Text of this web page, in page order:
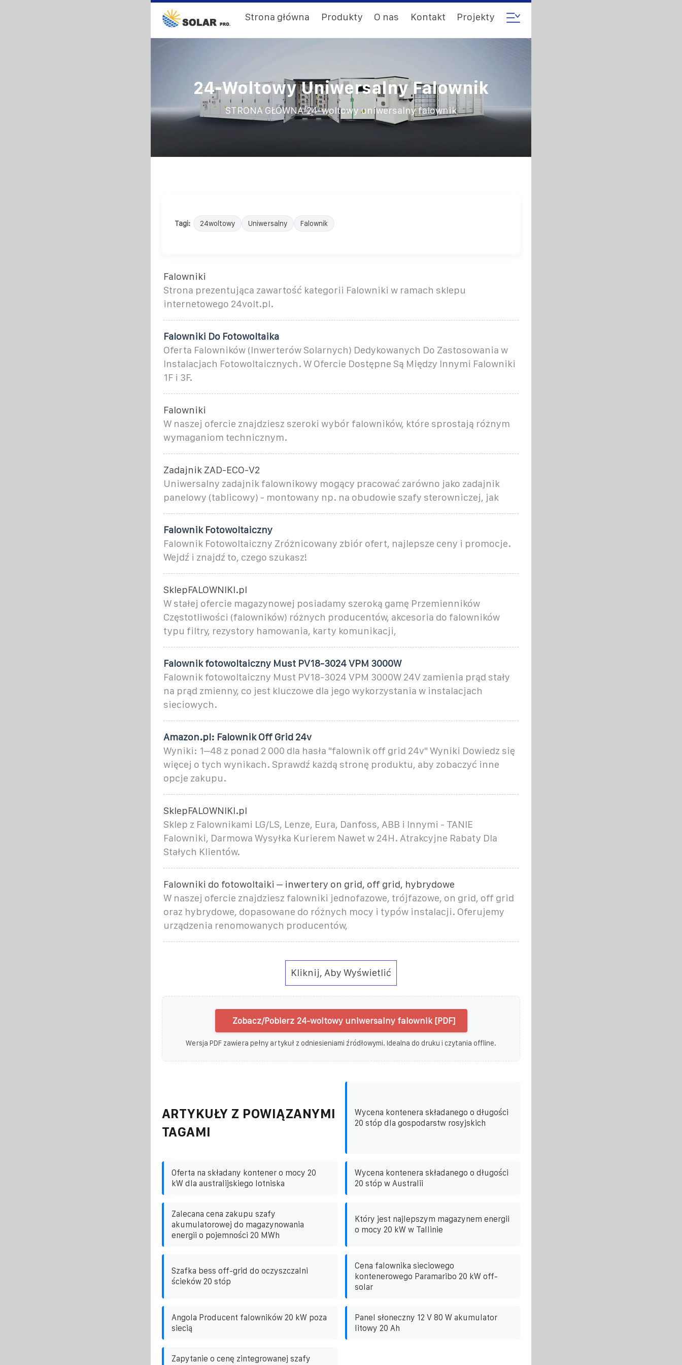
Strona główna Produkty O nas Kontakt Projekty
24-Woltowy Uniwersalny Falownik
STRONA GŁÓWNA/24-woltowy uniwersalny falownik
Tagi: 24woltowy Uniwersalny Falownik
Falowniki
Strona prezentująca zawartość kategorii Falowniki w ramach sklepu
internetowego 24volt.pl.
Falowniki Do Fotowoltaika
Oferta Falowników (Inwerterów Solarnych) Dedykowanych Do Zastosowania w
Instalacjach Fotowoltaicznych. W Ofercie Dostępne Są Między Innymi Falowniki
1F i 3F.
Falowniki
W naszej ofercie znajdziesz szeroki wybór falowników, które sprostają różnym
wymaganiom technicznym.
Zadajnik ZAD-ECO-V2
Uniwersalny zadajnik falownikowy mogący pracować zarówno jako zadajnik
panelowy (tablicowy) - montowany np. na obudowie szafy sterowniczej, jak
Falownik Fotowoltaiczny
Falownik Fotowoltaiczny Zróżnicowany zbiór ofert, najlepsze ceny i promocje.
Wejdź i znajdź to, czego szukasz!
SklepFALOWNIKI.pl
W stałej ofercie magazynowej posiadamy szeroką gamę Przemienników
Częstotliwości (falowników) różnych producentów, akcesoria do falowników
typu filtry, rezystory hamowania, karty komunikacji,
Falownik fotowoltaiczny Must PV18-3024 VPM 3000W
Falownik fotowoltaiczny Must PV18-3024 VPM 3000W 24V zamienia prąd stały
na prąd zmienny, co jest kluczowe dla jego wykorzystania w instalacjach
sieciowych.
Amazon.pl: Falownik Off Grid 24v
Wyniki: 1–48 z ponad 2 000 dla hasła "falownik off grid 24v" Wyniki Dowiedz się
więcej o tych wynikach. Sprawdź każdą stronę produktu, aby zobaczyć inne
opcje zakupu.
SklepFALOWNIKI.pl
Sklep z Falownikami LG/LS, Lenze, Eura, Danfoss, ABB i Innymi - TANIE
Falowniki, Darmowa Wysyłka Kurierem Nawet w 24H. Atrakcyjne Rabaty Dla
Stałych Klientów.
Falowniki do fotowoltaiki – inwertery on grid, off grid, hybrydowe
W naszej ofercie znajdziesz falowniki jednofazowe, trójfazowe, on grid, off grid
oraz hybrydowe, dopasowane do różnych mocy i typów instalacji. Oferujemy
urządzenia renomowanych producentów,
Kliknij, Aby Wyświetlić
Zobacz/Pobierz 24-woltowy uniwersalny falownik [PDF]
Wersja PDF zawiera pełny artykuł z odniesieniami źródłowymi. Idealna do druku i czytania offline.
ARTYKUŁY Z POWIĄZANYMI
TAGAMI
Wycena kontenera składanego o długości
20 stóp dla gospodarstw rosyjskich
Oferta na składany kontener o mocy 20
kW dla australijskiego lotniska
Wycena kontenera składanego o długości
20 stóp w Australii
Zalecana cena zakupu szafy
akumulatorowej do magazynowania
energii o pojemności 20 MWh
Który jest najlepszym magazynem energii
o mocy 20 kW w Tallinie
Szafka bess off-grid do oczyszczalni
ścieków 20 stóp
Cena falownika sieciowego
kontenerowego Paramaribo 20 kW off-
solar
Angola Producent falowników 20 kW poza
siecią
Panel słoneczny 12 V 80 W akumulator
litowy 20 Ah
Zapytanie o cenę zintegrowanej szafy